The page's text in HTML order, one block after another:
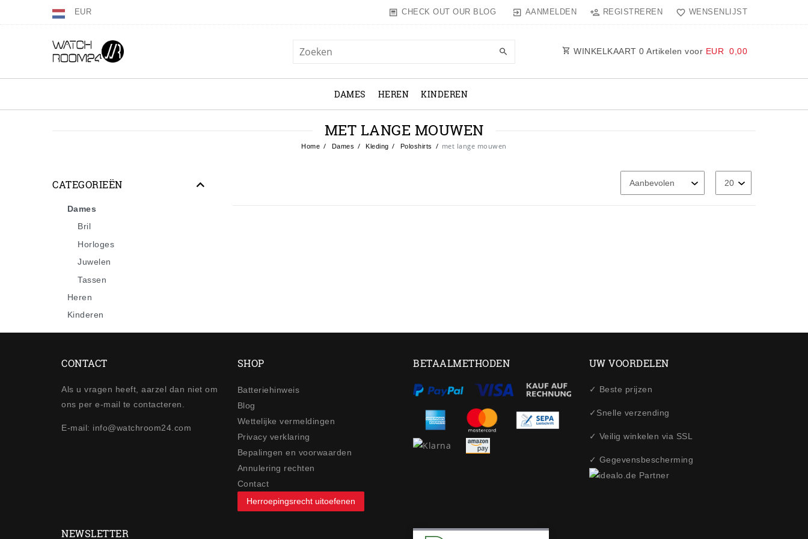
EUR CHECK OUT OUR BLOG AANMELDEN REGISTREREN WENSENLIJST
WINKELKAART 0 Artikelen voor EUR 0,00
DAMES HEREN KINDEREN
MET LANGE MOUWEN
Home Dames Kleding Poloshirts met lange mouwen
CATEGORIEËN
Dames
Bril
Horloges
Juwelen
Tassen
Heren
Kinderen
CONTACT
Als u vragen heeft, aarzel dan niet om
ons per e-mail te contacteren.
E-mail: info@watchroom24.com
SHOP
Batteriehinweis
Blog
Wettelijke vermeldingen
Privacy verklaring
Bepalingen en voorwaarden
Annulering rechten
Contact
Herroepingsrecht uitoefenen
BETAALMETHODEN UW VOORDELEN
✓ Beste prijzen
✓Snelle verzending
✓ Veilig winkelen via SSL
✓ Gegevensbescherming
NEWSLETTER